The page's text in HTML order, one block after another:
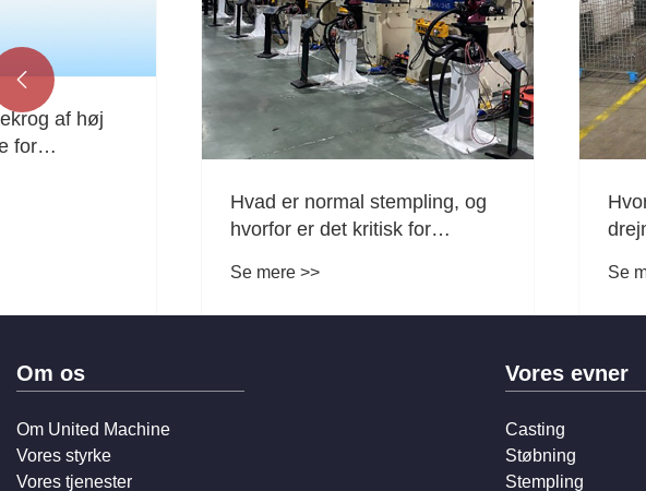
Hvad er normal stempling, og
Hvordan transformerer
drejning

Om os
Om United Machine
Vores styrke
Vores tjenester
Vores evner
Casting
Støbning
Stempling